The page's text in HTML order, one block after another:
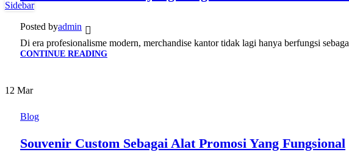
Posted byadmin
Di era profesionalisme modern, merchandise kantor tidak lagi hanya berfungsi
CONTINUE READING
12 Mar
Blog
Souvenir Custom Sebagai Alat Promosi Yang Fungsional
Sidebar